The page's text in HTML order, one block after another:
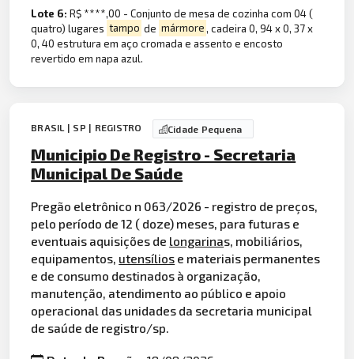
Lote 6:R$ ****,00 - Conjunto de mesa de cozinha com 04 (
quatro) lugares tampo de mármore, cadeira 0, 94 x 0, 37 x
0, 40 estrutura em aço cromada e assento e encosto
revertido em napa azul.
BRASIL | SP | REGISTRO Cidade Pequena
Municipio De Registro - Secretaria
Municipal De Saúde
Pregão eletrônico n 063/2026 - registro de preços,
pelo período de 12 ( doze) meses, para futuras e
eventuais aquisições de longarinas, mobiliários,
equipamentos, utensílios e materiais permanentes
e de consumo destinados à organização,
manutenção, atendimento ao público e apoio
operacional das unidades da secretaria municipal
de saúde de registro/sp.